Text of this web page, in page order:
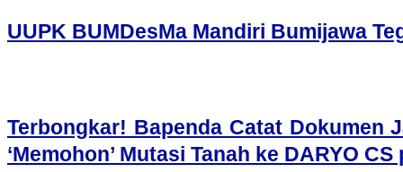
UUPK BUMDesMa Mandiri Bumijawa
​Terbongkar! Bapenda Catat Dokumen
‘Memohon’ Mutasi Tanah ke DARYO